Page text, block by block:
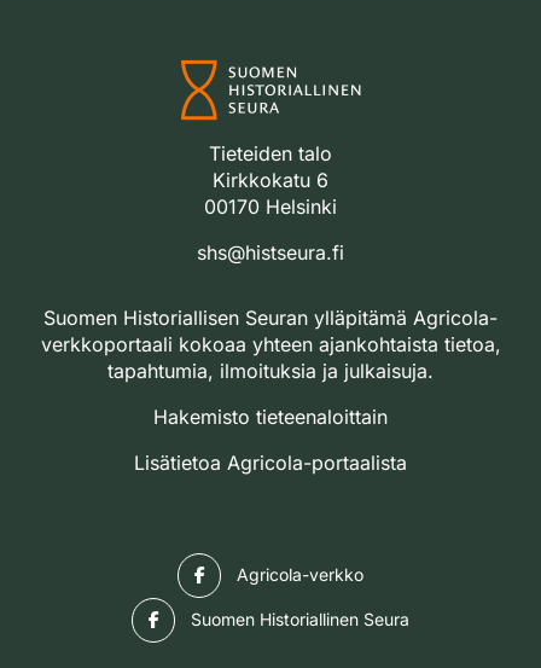
Tieteiden talo
Kirkkokatu 6
00170 Helsinki
shs@histseura.fi
Suomen Historiallisen Seuran ylläpitämä Agricola-
verkkoportaali kokoaa yhteen ajankohtaista tietoa,
tapahtumia, ilmoituksia ja julkaisuja.
Hakemisto tieteenaloittain
Lisätietoa Agricola-portaalista
Agricola-verkko
Suomen Historiallinen Seura